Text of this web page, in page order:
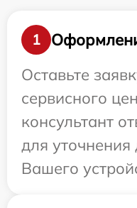
1
Оставьте
сервисного
консультант
для
Вашего